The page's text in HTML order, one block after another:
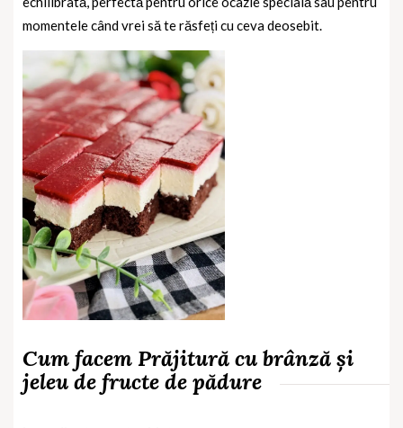
momentele când vrei să te răsfeți cu ceva deosebit.
Cum facem Prăjitură cu brânză și
jeleu de fructe de pădure